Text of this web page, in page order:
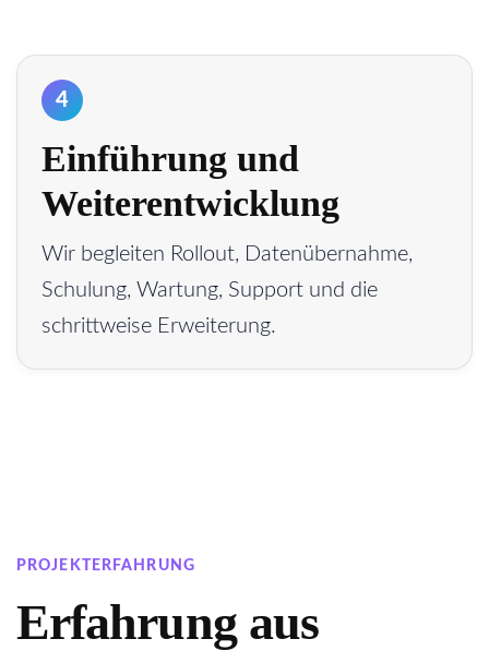
4
Einführung und
Weiterentwicklung
Wir begleiten Rollout, Datenübernahme,
Schulung, Wartung, Support und die
schrittweise Erweiterung.
PROJEKTERFAHRUNG
Erfahrung aus